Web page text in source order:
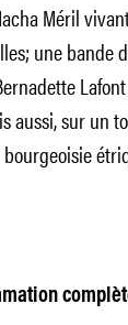
Méril
une
aussi, sur un